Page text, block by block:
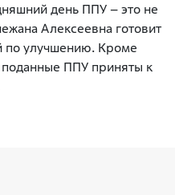
день ППУ – это не
Алексеевна готовит
по улучшению. Кроме
поданные ППУ приняты к